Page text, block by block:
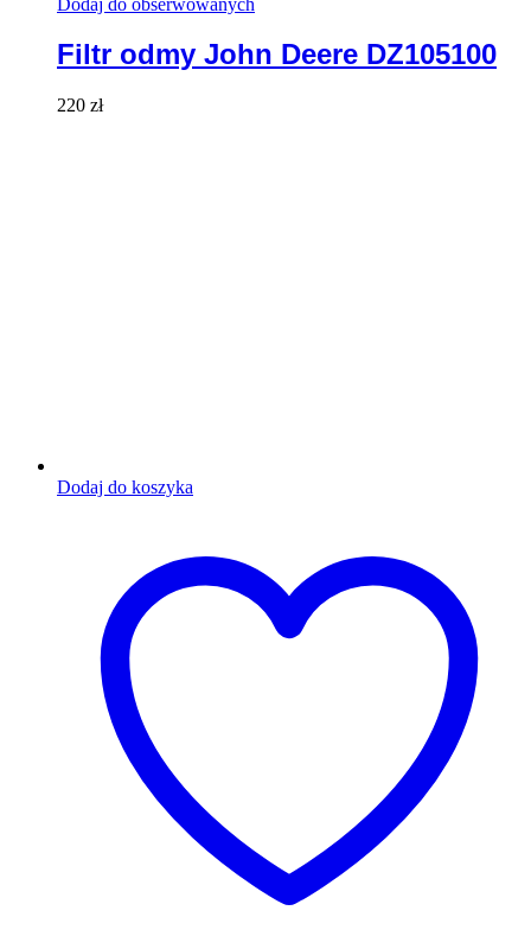
Filtr odmy John Deere DZ105100
220 zł
Dodaj do koszyka